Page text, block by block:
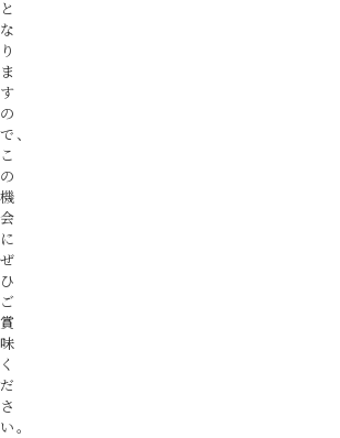
と
な
り
ま
す
の
で、
こ
の
機
会
に
ぜ
ひ
ご
賞
味
く
だ
さ
い。